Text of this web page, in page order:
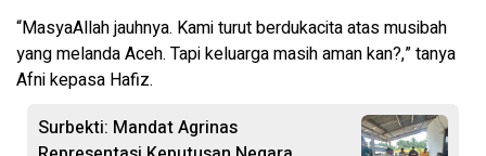
“MasyaAllah jauhnya. Kami turut berdukacita atas musibah
yang melanda Aceh. Tapi keluarga masih aman kan?,” tanya
Afni kepasa Hafiz.
Surbekti: Mandat Agrinas